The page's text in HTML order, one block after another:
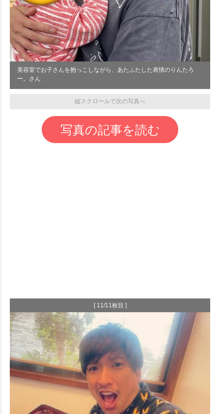
美容室でお子さんを抱っこしながら、あたふたした表情のりんたろ
ー。さん
縦スクロールで次の写真へ
写真の記事を読む
[ 11/11枚目 ]